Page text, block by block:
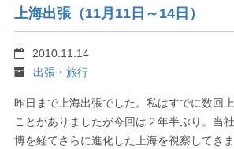
上海出張（11月11日～14日）
2010.11.14
出張・旅行
昨日まで上海出張でした。私はすでに数回
ことがありましたが今回は２年半ぶり。当
博を経てさらに進化した上海を視察してきま